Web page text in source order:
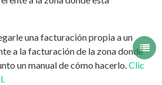
una facturación propia a un
a la facturación de la zona donde
un manual de cómo hacerlo.Clic